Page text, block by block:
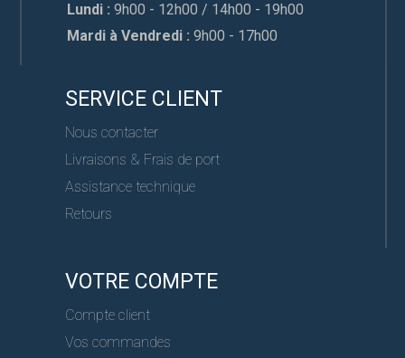
Lundi : 9h00 - 12h00 / 14h00 - 19h00
Mardi à Vendredi : 9h00 - 17h00
SERVICE CLIENT
Nous contacter
Livraisons & Frais de port
Assistance technique
Retours
VOTRE COMPTE
Compte client
Vos commandes